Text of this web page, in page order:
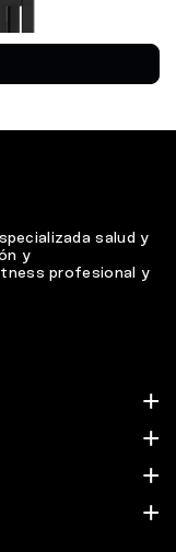
salud y
y
profesional y